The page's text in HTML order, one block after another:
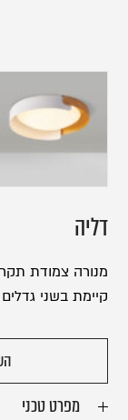
מפרט טכני
דליה
מנורה צמודת
קיימת בשני גדלים